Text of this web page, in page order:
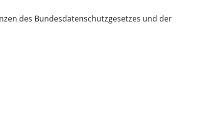
des Bundesdatenschutzgesetzes und der